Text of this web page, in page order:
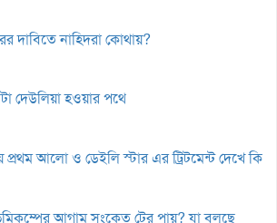
দাবিতে নাহিদরা কোথায়?
দেউলিয়া হওয়ার পথে
প্রথম আলো ও ডেইলি স্টার এর ট্রিটমেন্ট দেখে কি
ভূমিকম্পের আগাম সংকেত টের পায়? যা বলছে